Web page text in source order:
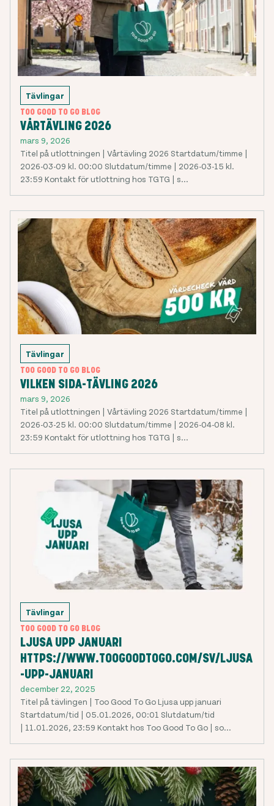
Tävlingar
TOO GOOD TO GO BLOG
VÅRTÄVLING 2026
mars 9, 2026
Titel på utlottningen | Vårtävling 2026 Startdatum/timme |
2026-03-09 kl. 00:00 Slutdatum/timme | 2026-03-15 kl.
23:59 Kontakt för utlottning hos TGTG | s...
Tävlingar
TOO GOOD TO GO BLOG
VILKEN SIDA-TÄVLING 2026
mars 9, 2026
Titel på utlottningen | Vårtävling 2026 Startdatum/timme |
2026-03-25 kl. 00:00 Slutdatum/timme | 2026-04-08 kl.
23:59 Kontakt för utlottning hos TGTG | s...
Tävlingar
TOO GOOD TO GO BLOG
LJUSA UPP JANUARI
HTTPS://WWW.TOOGOODTOGO.COM/SV/LJUSA
-UPP-JANUARI
december 22, 2025
Titel på tävlingen | Too Good To Go Ljusa upp januari
Startdatum/tid | 05.01.2026, 00:01 Slutdatum/tid
| 11.01.2026, 23:59 Kontakt hos Too Good To Go | so...